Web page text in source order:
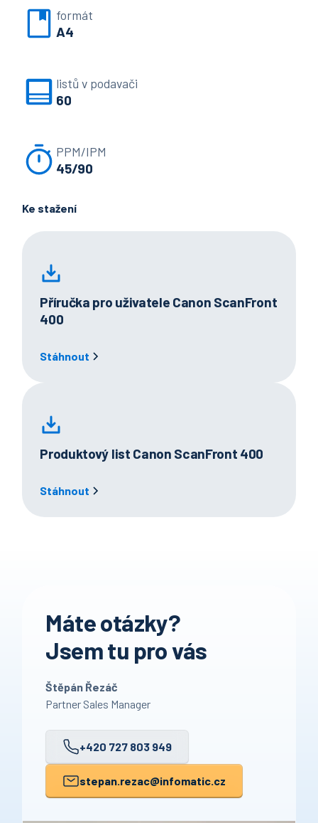
formát
A4
listů v podavači
60
PPM/IPM
45/90
Ke stažení
Příručka pro uživatele Canon ScanFront
400
Stáhnout
Produktový list Canon ScanFront 400
Stáhnout
Máte otázky?
Jsem tu pro vás
Štěpán Řezáč
Partner Sales Manager
+420 727 803 949
stepan.rezac@infomatic.cz